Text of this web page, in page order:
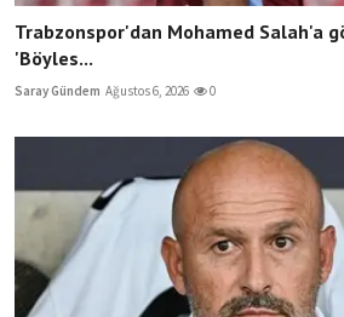
Trabzonspor'dan Mohamed Salah'a
'Böyles...
Saray Gündem Ağustos 6, 2026 0